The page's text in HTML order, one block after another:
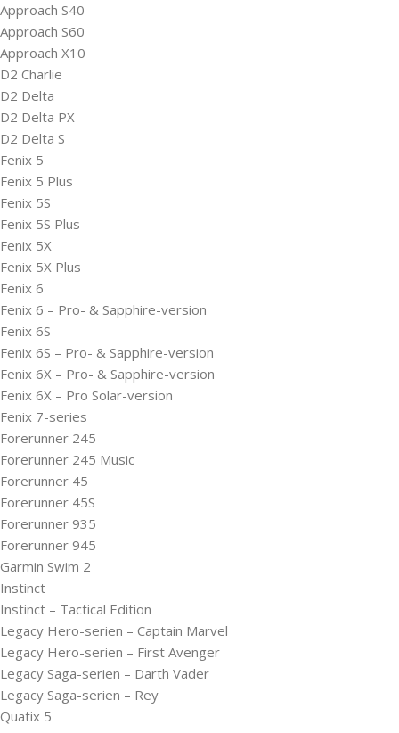
Approach S40
Approach S60
Approach X10
D2 Charlie
D2 Delta
D2 Delta PX
D2 Delta S
Fenix 5
Fenix 5 Plus
Fenix 5S
Fenix 5S Plus
Fenix 5X
Fenix 5X Plus
Fenix 6
Fenix 6 – Pro- & Sapphire-version
Fenix 6S
Fenix 6S – Pro- & Sapphire-version
Fenix 6X – Pro- & Sapphire-version
Fenix 6X – Pro Solar-version
Fenix 7-series
Forerunner 245
Forerunner 245 Music
Forerunner 45
Forerunner 45S
Forerunner 935
Forerunner 945
Garmin Swim 2
Instinct
Instinct – Tactical Edition
Legacy Hero-serien – Captain Marvel
Legacy Hero-serien – First Avenger
Legacy Saga-serien – Darth Vader
Legacy Saga-serien – Rey
Quatix 5